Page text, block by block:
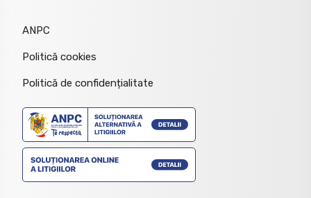
ANPC
Politică cookies
Politică de confidențialitate